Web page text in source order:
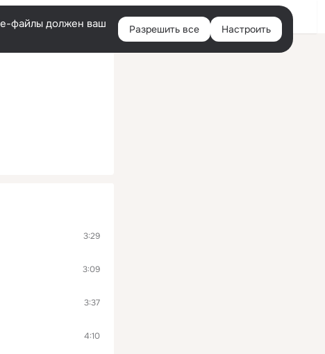
Войти
файлы должен ваш
Разрешить все Настроить
3:29
3:09
3:37
4:10